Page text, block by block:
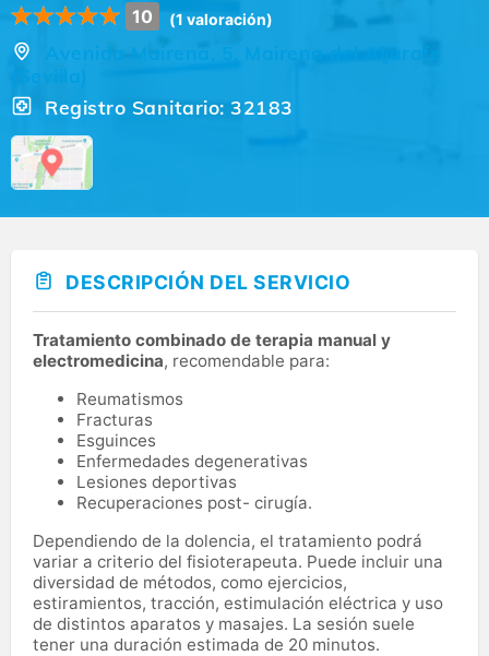
10 (1 valoración)
Avenida Mairena, 5, Mairena del Aljarafe
(Sevilla)
Registro Sanitario: 32183
DESCRIPCIÓN DEL SERVICIO
Tratamiento combinado de terapia manual y
electromedicina, recomendable para:
Reumatismos
Fracturas
Esguinces
Enfermedades degenerativas
Lesiones deportivas
Recuperaciones post- cirugía.
Dependiendo de la dolencia, el tratamiento podrá
variar a criterio del fisioterapeuta. Puede incluir una
diversidad de métodos, como ejercicios,
estiramientos, tracción, estimulación eléctrica y uso
de distintos aparatos y masajes. La sesión suele
tener una duración estimada de 20 minutos.